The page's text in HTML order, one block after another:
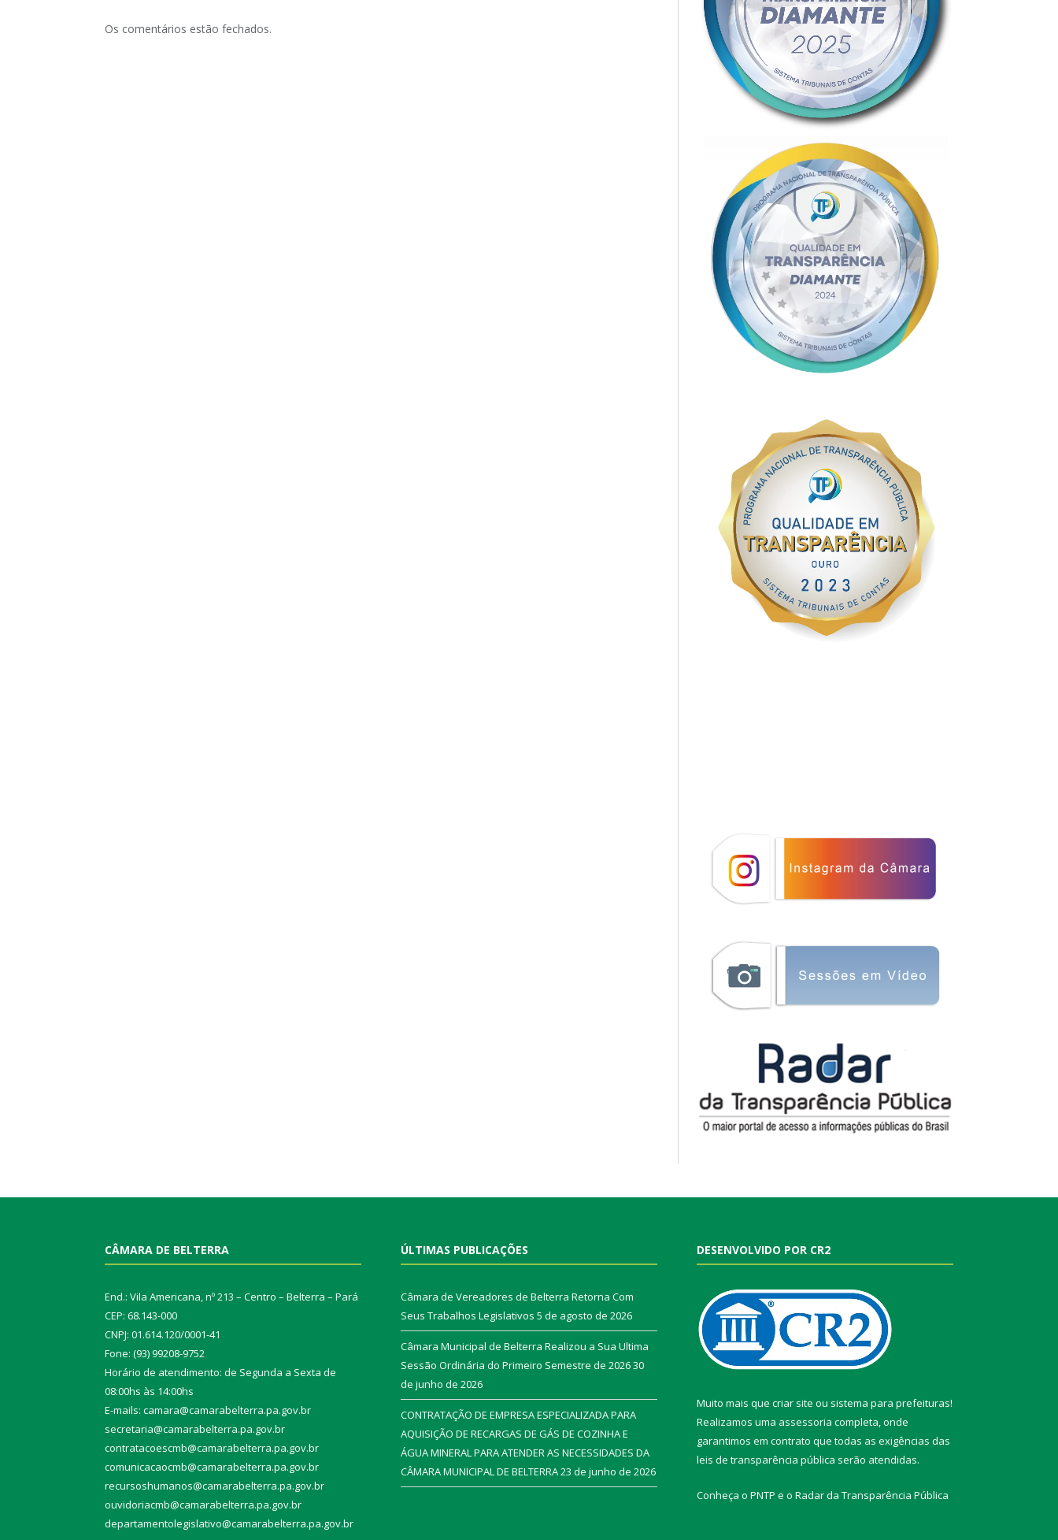
Os comentários estão fechados.
CÂMARA DE BELTERRA
End.: Vila Americana, nº 213 – Centro – Belterra – Pará
CEP: 68.143-000
CNPJ: 01.614.120/0001-41
Fone: (93) 99208-9752
Horário de atendimento: de Segunda a Sexta de
08:00hs às 14:00hs
E-mails: camara@camarabelterra.pa.gov.br
secretaria@camarabelterra.pa.gov.br
contratacoescmb@camarabelterra.pa.gov.br
comunicacaocmb@camarabelterra.pa.gov.br
recursoshumanos@camarabelterra.pa.gov.br
ouvidoriacmb@camarabelterra.pa.gov.br
departamentolegislativo@camarabelterra.pa.gov.br
ÚLTIMAS PUBLICAÇÕES
Câmara de Vereadores de Belterra Retorna Com
Seus Trabalhos Legislativos 5 de agosto de 2026
Câmara Municipal de Belterra Realizou a Sua Ultima
Sessão Ordinária do Primeiro Semestre de 202630
de junho de 2026
CONTRATAÇÃO DE EMPRESA ESPECIALIZADA PARA
AQUISIÇÃO DE RECARGAS DE GÁS DE COZINHA E
ÁGUA MINERAL PARA ATENDER AS NECESSIDADES DA
CÂMARA MUNICIPAL DE BELTERRA23 de junho de 2026
DESENVOLVIDO POR CR2
Muito mais que criar site ou sistema para prefeituras!
Realizamos uma assessoria completa, onde
garantimos em contrato que todas as exigências das
leis de transparência pública serão atendidas.
Conheça o PNTP e o Radar da Transparência Pública